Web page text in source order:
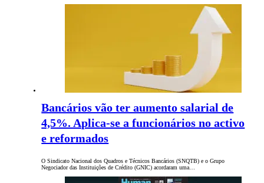
Bancários vão ter aumento salarial de
4,5%. Aplica-se a funcionários no activo
e reformados
O Sindicato Nacional dos Quadros e Técnicos Bancários (SNQTB) e o Grupo
Negociador das Instituições de Crédito (GNIC) acordaram uma…